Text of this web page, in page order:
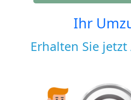
Ihr
Erhalten Sie